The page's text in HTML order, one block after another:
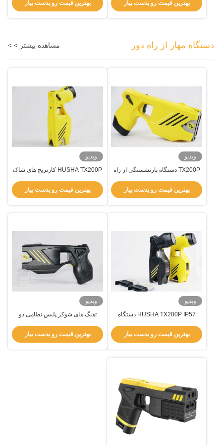
بهترین قیمت رو بدست بیار بهترین قیمت رو بدست بیار
دستگاه مهار از راه دور مشاهده بیشتر > >
ویدیو
TX200P دستگاه بازنشستگی از راه
دوگانه و ضد آب ضد اسپری فلفل
بهترین قیمت رو بدست بیار
ویدیو
HUSHA TX200P کارتریج های شاک
ضد آب و لیزر دوگانه و ابزار اجرای
بهترین قیمت رو بدست بیار
ویدیو
HUSHA TX200P IP57 دستگاه
های شاک الکتریکی دوگانه و ادغام
بهترین قیمت رو بدست بیار
ویدیو
تفنگ های شوکر پلیس نظامی دو
دوگانه و نور LED
بهترین قیمت رو بدست بیار